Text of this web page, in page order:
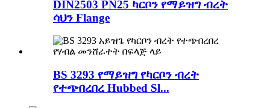
DIN2503 PN25 ካርቦን የማይዝግ ብረት
ሳህን Flange
BS 3293 የማይዝግ የካርቦን ብረት
የተጭበረበረ Hubbed Sl...